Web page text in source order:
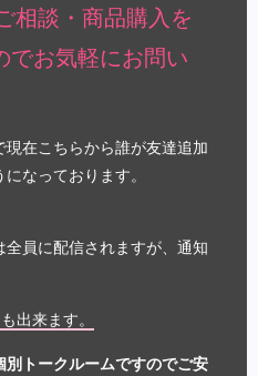
相談・商品購入を
でお気軽にお問い
在こちらから誰が友達追加
なっております。
員に配信されますが、通知
出来ます。
トークルームですのでご安